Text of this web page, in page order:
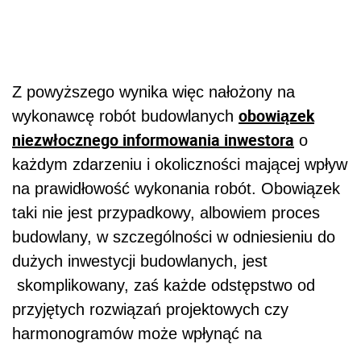
Z powyższego wynika więc nałożony na
wykonawcę robót budowlanych obowiązek
niezwłocznego informowania inwestora o
każdym zdarzeniu i okoliczności mającej wpływ
na prawidłowość wykonania robót. Obowiązek
taki nie jest przypadkowy, albowiem proces
budowlany, w szczególności w odniesieniu do
dużych inwestycji budowlanych, jest
skomplikowany, zaś każde odstępstwo od
przyjętych rozwiązań projektowych czy
harmonogramów może wpłynąć na